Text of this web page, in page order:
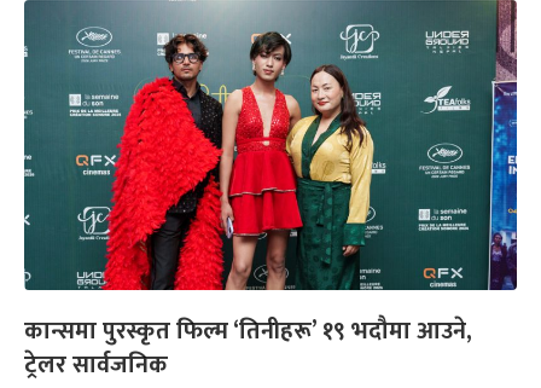
कान्समा पुरस्कृत फिल्म ‘तिनीहरू’ १९ भदौमा आउने,
ट्रेलर सार्वजनिक